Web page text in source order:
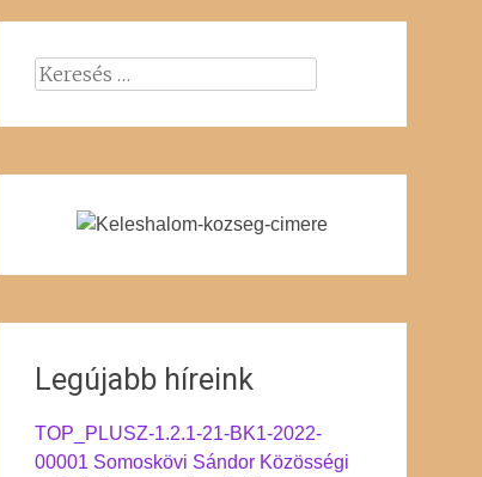
Keresés:
Legújabb híreink
TOP_PLUSZ-1.2.1-21-BK1-2022-
00001 Somoskövi Sándor Közösségi